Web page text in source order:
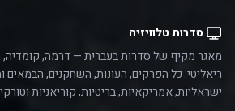
סדרות טלוויזיה
מאגר מקיף של סדרות בעברית — דרמה, קומדיה,
ריאליטי. כל הפרקים, העונות, השחקנים, הבמאים
ישראליות, אמריקאיות, בריטיות, קוריאניות